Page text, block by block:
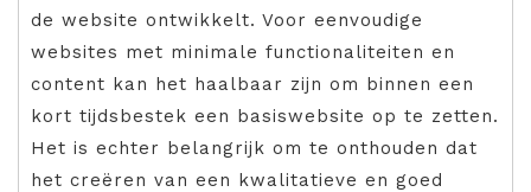
de website ontwikkelt. Voor eenvoudige
websites met minimale functionaliteiten en
content kan het haalbaar zijn om binnen een
kort tijdsbestek een basiswebsite op te zetten.
Het is echter belangrijk om te onthouden dat
het creëren van een kwalitatieve en goed